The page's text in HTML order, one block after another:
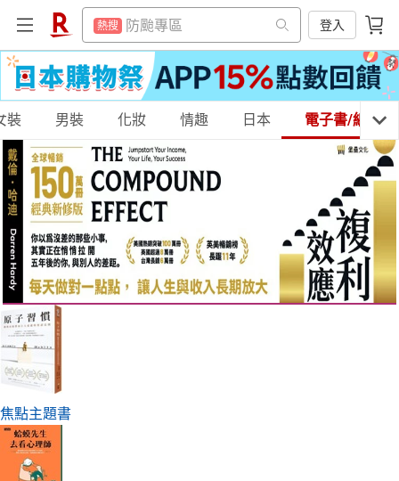
熱搜 防颱專區
熱搜 電子閱讀器
熱搜 平板電腦
微波爐
熱搜 床架
熱搜 吹風機
熱搜 抽7777點
熱門飯店推薦
登入
熱搜 電子閱讀器
熱搜 平板電腦
熱搜 微波爐
熱搜 床架
熱搜 吹風機
熱搜 抽7777點
熱搜 熱門飯店推薦
購物網分類
天天免運 美食蛋糕 民生用品
居家生活 3C家電 運動休閒 親子玩具
女裝
日本購物
裝 男裝 化妝 情趣 日本 電子書/紙本書
焦點主題書